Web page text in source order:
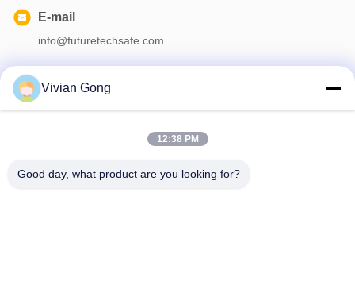
E-mail
info@futuretechsafe.com
encore.
Vivian Gong
12:38 PM
Good day, what product are you looking for?